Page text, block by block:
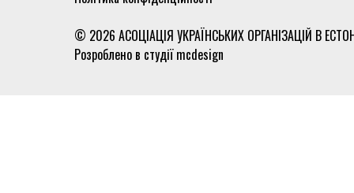
© 2026 АСОЦІАЦІЯ УКРАЇНСЬКИХ ОРГАНІЗАЦІЙ В
Розроблено в студіїmcdesign